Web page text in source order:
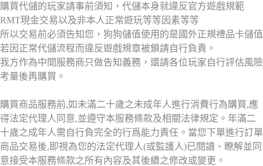
購買代儲的玩家請事前須知，代儲本身就違反官方遊戲規範
RMT現金交易以及非本人正常遊玩等等因素等等
所以交易前必須告知您，狗狗儲值使用的是國外正規禮品卡儲值
若因正常代儲流程而違反遊戲規章被鎖請自行負責。
我方作為中間服務商只做告知義務，還請各位玩家自行評估風險
考量後再購買。
購買商品服務前,如未滿二十歲之未成年人進行消費行為購買,應
得法定代理人同意,並遵守本服務條款及相關法律規定。年滿二
十歲之成年人需自行負完全的行爲能力責任。當您下單進行訂單
商品交易後,即視為您的法定代理人(或監護人)已閱讀、瞭解並同
意接受本服務條款之所有內容及其後續之修改或變更。